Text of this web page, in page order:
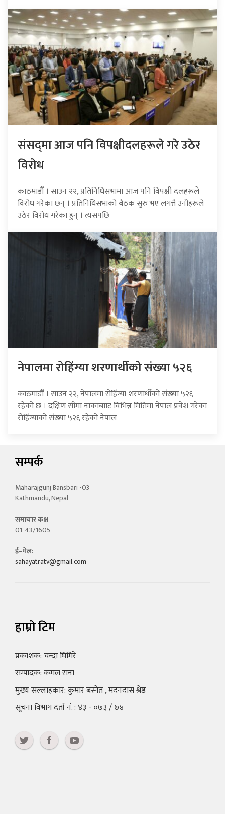
संसद्‍मा आज पनि विपक्षीदलहरूले गरे उठेर
विरोध
काठमाडौँ । साउन २२, प्रतिनिधिसभामा आज पनि विपक्षी दलहरूले
विरोध गरेका छन् । प्रतिनिधिसभाको बैठक सुरु भए लगत्तै उनीहरूले
उठेर विरोध गरेका हुन् । त्यसपछि
नेपालमा रोहिंग्या शरणार्थीको संख्या ५२६
काठमाडौँ । साउन २२, नेपालमा रोहिंग्या शरणार्थीको संख्या ५२६
रहेको छ । दक्षिण सीमा नाकाबााट विभिन्न मितिमा नेपाल प्रवेश गरेका
रोहिंग्याको संख्या ५२६ रहेको नेपाल
सम्पर्क
Maharajgunj Bansbari -03
Kathmandu, Nepal
समाचार कक्ष
01-4371605
ई–मेल:
sahayatratv@gmail.com
हाम्रो टिम
प्रकाशक: चन्दा घिमिरे
सम्पादक: कमल राना
मुख्य सल्लाहकार: कुमार बस्नेत , मदनदास श्रेष्ठ
सूचना विभाग दर्ता नं. : ४३ - ०७३ / ७४